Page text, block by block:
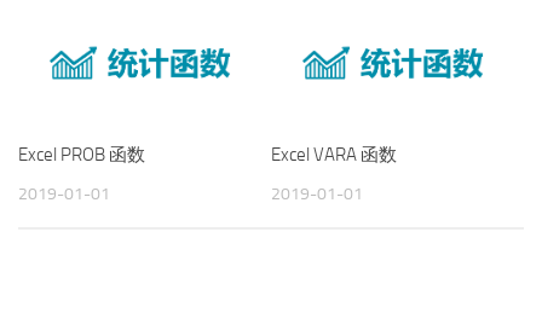
Excel PROB 函数
2019-01-01
Excel VARA 函数
2019-01-01